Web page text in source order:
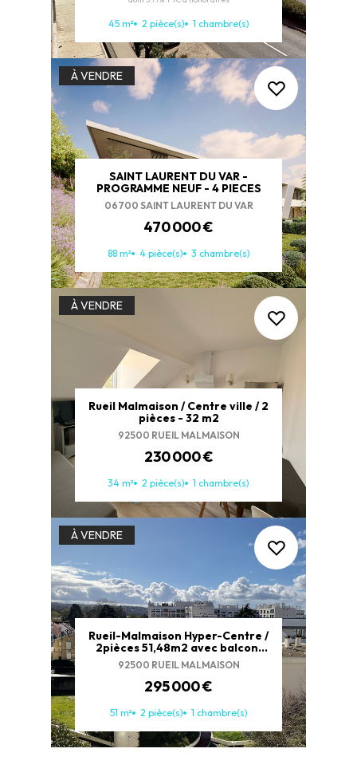
ACHETER
LOUER
NOS AGENCES
LE GROUPE
NOUS REJOINDRE
CONTACT
45 m² 2 pièce(s) 1 chambre(s)
SAINT LAURENT DU VAR -
PROGRAMME NEUF - 4 PIECES
06700 SAINT LAURENT DU VAR
470 000 €
88 m² 4 pièce(s) 3 chambre(s)
À VENDRE
Rueil Malmaison / Centre ville / 2
pièces - 32 m2
92500 RUEIL MALMAISON
230 000 €
34 m² 2 pièce(s) 1 chambre(s)
À VENDRE
Rueil-Malmaison Hyper-Centre /
2pièces 51,48m2 avec balcon,
cave et parking ? Fort potentiel
92500 RUEIL MALMAISON
295 000 €
51 m² 2 pièce(s) 1 chambre(s)
À VENDRE